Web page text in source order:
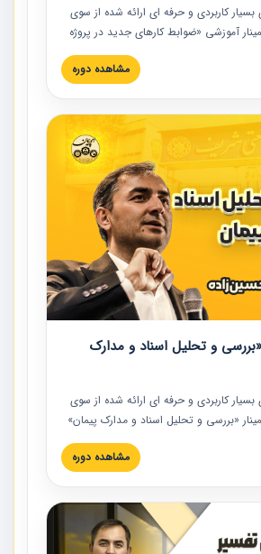
کاربردی و حرفه‏ ای ارائه شده از سوی
آموزشی «ضوابط کارهای جدید در پروژه
ها، تخلفات و راه حل ها با نگرش قراردادی
شرکت های ساختمانی کشور ارائه شد.
تجربیات عملی ارائه شده است.
مشاهده دوره
و تحلیل اسناد و مدارک
کاربردی و حرفه‏ ای ارائه شده از سوی
«بررسی و تحلیل اسناد و مدارک پیمان»
صنعتی شریف ارائه شد. در این آموزش
اسناد و مدارک پیمان، اولویت بندی اسناد
عملی در این خصوص ارائه شده است.
مشاهده دوره